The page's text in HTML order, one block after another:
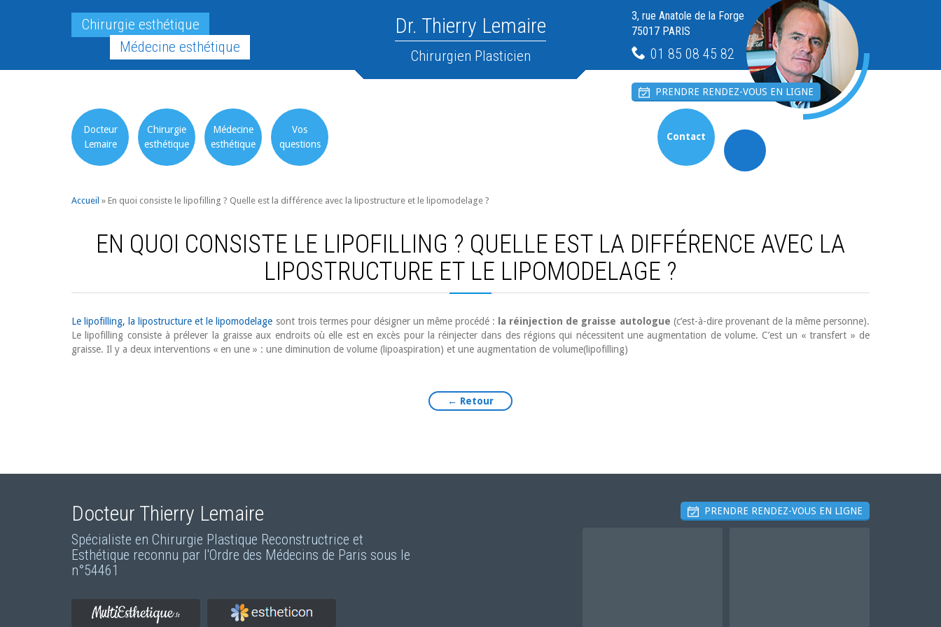
Dr. Thierry Lemaire
Chirurgien Plasticien
Chirurgie esthétique
Médecine esthétique
3, rue Anatole de la Forge
75017 PARIS
01 85 08 45 82
PRENDRE RENDEZ-VOUS EN LIGNE
Docteur
Lemaire
Chirurgie
esthétique
Médecine
esthétique
Vos
questions
Contact
Accueil » En quoi consiste le lipofilling ? Quelle est la différence avec la lipostructure et le lipomodelage ?
EN QUOI CONSISTE LE LIPOFILLING ? QUELLE EST LA DIFFÉRENCE AVEC LA
LIPOSTRUCTURE ET LE LIPOMODELAGE ?
Le lipofilling, la lipostructure et le lipomodelage sont trois termes pour désigner un même procédé : la réinjection de graisse autologue (c’est-à-dire provenant de la même personne).
Le lipofilling consiste à prélever la graisse aux endroits où elle est en excès pour la réinjecter dans des régions qui nécessitent une augmentation de volume. C’est un « transfert » de
graisse. Il y a deux interventions « en une » : une diminution de volume (lipoaspiration) et une augmentation de volume(lipofilling)
← Retour
Docteur Thierry Lemaire
Spécialiste en Chirurgie Plastique Reconstructrice et
Esthétique reconnu par l'Ordre des Médecins de Paris sous le
n°54461
PRENDRE RENDEZ-VOUS EN LIGNE